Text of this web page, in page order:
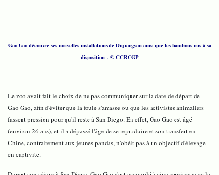
Gao Gao découvre ses nouvelles installations de Dujiangyan ainsi que les bambous mis à sa
disposition - © CCRCGP
Le zoo avait fait le choix de ne pas communiquer sur la date de départ de
Gao Gao, afin d'éviter que la foule s'amasse ou que les activistes animaliers
fassent pression pour qu'il reste à San Diego. En effet, Gao Gao est âgé
(environ 26 ans), et il a dépassé l'âge de se reproduire et son transfert en
Chine, contrairement aux jeunes pandas, n'obéit pas à un objectif d'élevage
en captivité.